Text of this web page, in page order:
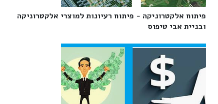
פיתוח אלקטרוניקה - פיתוח רעיונות למוצרי אלקטרוניקה
ובניית אבי טיפוס‎